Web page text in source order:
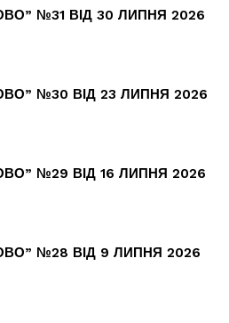
№31 ВІД 30 ЛИПНЯ 2026
№30 ВІД 23 ЛИПНЯ 2026
№29 ВІД 16 ЛИПНЯ 2026
№28 ВІД 9 ЛИПНЯ 2026